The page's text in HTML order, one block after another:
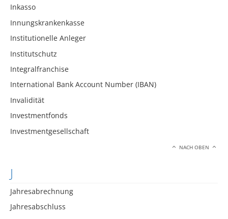
Inkasso
Innungskrankenkasse
Institutionelle Anleger
Institutschutz
Integralfranchise
International Bank Account Number (IBAN)
Invalidität
Investmentfonds
Investmentgesellschaft
NACH OBEN
J
Jahresabrechnung
Jahresabschluss